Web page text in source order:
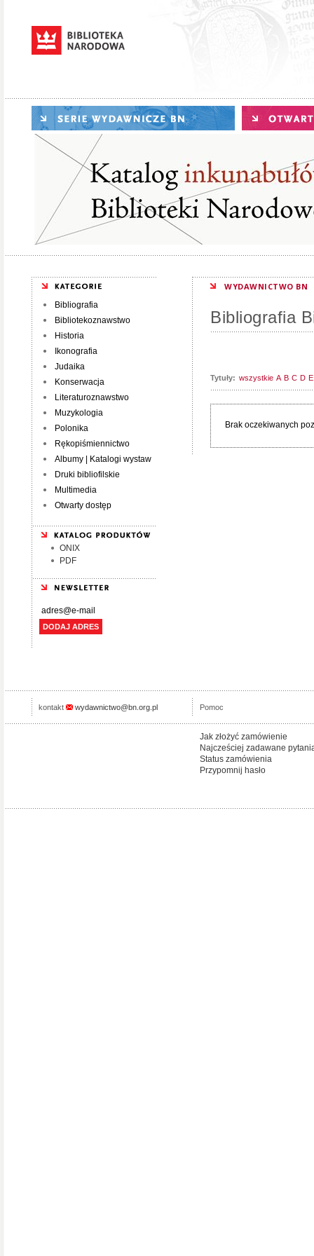
Bibliografia
Bibliotekoznawstwo
Historia
Ikonografia
Judaika
Konserwacja
Literaturoznawstwo
Muzykologia
Polonika
Rękopiśmiennictwo
Albumy | Katalogi wystaw
Druki bibliofilskie
Multimedia
Otwarty dostęp
ONIX
PDF
DODAJ ADRES
WYDAWNICTWO BN
Bibliografia
Tytuły: wszystkie A B C D E
Brak oczekiwanych
kontakt wydawnictwo@bn.org.pl Pomoc
Jak złożyć zamówienie
Najcześciej zadawane
Status zamówienia
Przypomnij hasło